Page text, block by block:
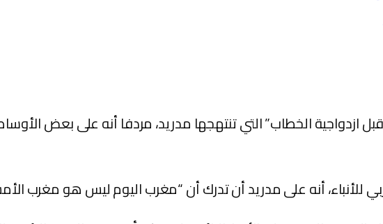
ازدواجية الخطاب” التي تنتهجها مدريد، مردفا أنه على بعض
للأنباء، أنه على مدريد أن تدرك أن “مغرب اليوم ليس هو مغرب